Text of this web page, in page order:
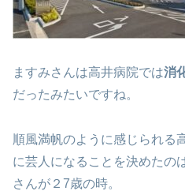
ますみさんは高井病院では消
だったみたいですね。
順風満帆のように感じられる
に芸人になることを決めたの
さんが２7歳の時。